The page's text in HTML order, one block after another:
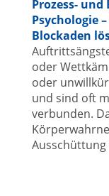
Prozess-
Psychologie
Blockaden
oder
oder
und sind oft
verbunden.
Ausschüttung